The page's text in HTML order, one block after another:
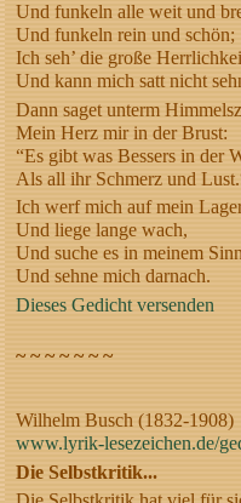
Und funkeln alle weit und
Und funkeln rein und schön;
Ich seh’ die große
Und kann mich satt nicht
Dann saget unterm
Mein Herz mir in der Brust:
“Es gibt was Bessers in der
Als all ihr Schmerz und
Ich werf mich auf mein
Und liege lange wach,
Und suche es in meinem
Und sehne mich darnach.
Dieses Gedicht versenden
~ ~ ~ ~ ~ ~ ~
Wilhelm Busch (1832-1908)
www.lyrik-lesezeichen.de/
Die Selbstkritik...